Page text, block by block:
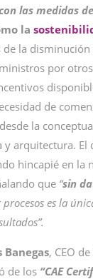
las medidas
la
de la
por
de
la
y arquitectura. El
hincapié en la
que “sin
es la
Banegas, CEO de
de los “CAE